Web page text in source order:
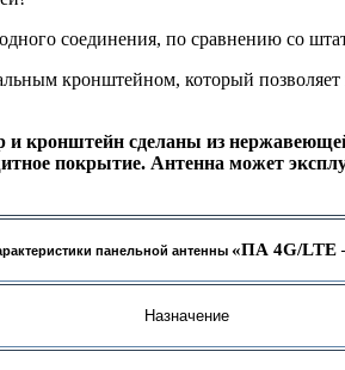
соединения, по сравнению со
кронштейном, который
кронштейн сделаны из
покрытие. Антенна может
панельной антенны «ПА 4G/LTE
Назначение